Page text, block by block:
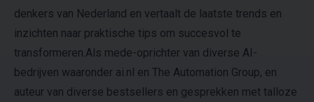
denkers van Nederland en vertaalt de laatste trends en
inzichten naar praktische tips om succesvol te
transformeren.Als mede-oprichter van diverse AI-
bedrijven waaronder ai.nl en The Automation Group, en
auteur van diverse bestsellers en gesprekken met talloze